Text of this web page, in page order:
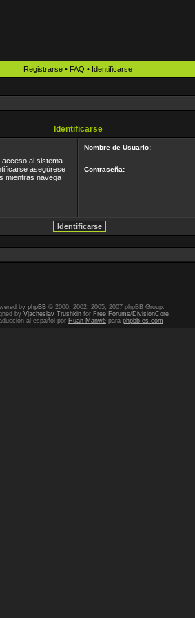
Registrarse • FAQ • Identificarse
Identificarse
al sistema.
asegúrese
mientras navega
Nombre de Usuario:
Contraseña:
by phpBB© 2000, 2002, 2005, 2007 phpBB Group.
by Vjacheslav Trushkinfor Free Forums/DivisionCore.
al español por Huan Manwë para phpbb-es.com